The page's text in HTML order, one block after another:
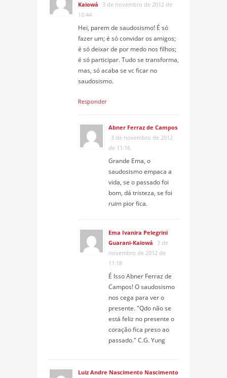
Kaiowá
3 de novembro de 2012 de
10:44
Hei, parem de saudosismo! É só
fazer um; é só convidar os amigos;
é só deixar de por medo nos filhos;
é só participar. Tudo se transforma,
mas, só acaba se vc ficar no
saudosismo.
Responder
Abner Ferraz de Campos
3 de novembro de 2012
de 11:16
Grande Ema, o
saudosismo empaca a
vida, se o passado foi
bom, dá tristeza, se foi
ruim pior fica.
Ema Ivanira Pelegrini
Guarani-Kaiowá
3 de
novembro de 2012 de
11:18
É Isso Abner Ferraz de
Campos! O saudosismo
nos cega para ver o
presente. "Qdo não se
está feliz no presente o
coração fica preso ao
passado." C.G. Yung
Luiz Andre Nascimento Nascimento